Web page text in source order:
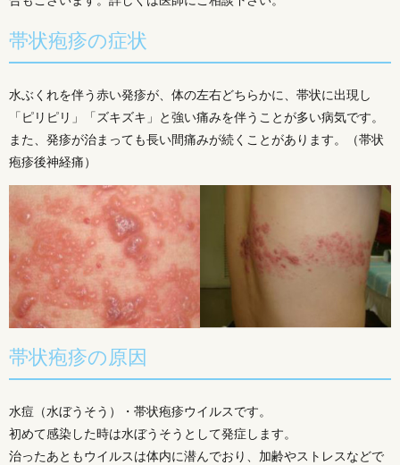
帯状疱疹の症状
水ぶくれを伴う赤い発疹が、体の左右どちらかに、帯状に出現し
「ピリピリ」「ズキズキ」と強い痛みを伴うことが多い病気です。
また、発疹が治まっても長い間痛みが続くことがあります。（帯状
疱疹後神経痛）
帯状疱疹の原因
水痘（水ぼうそう）・帯状疱疹ウイルスです。
初めて感染した時は水ぼうそうとして発症します。
治ったあともウイルスは体内に潜んでおり、加齢やストレスなどで